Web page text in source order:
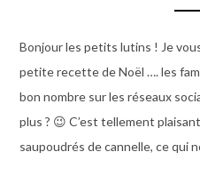
Bonjour les petits lutins ! Je
petite recette de Noël …. les
bon nombre sur les réseaux
plus ? 😉 C’est tellement
saupoudrés de cannelle, ce qui